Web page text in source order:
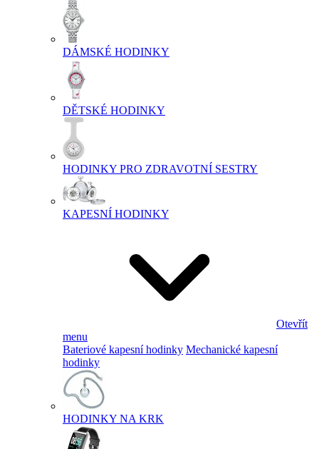
DÁMSKÉ HODINKY
DĚTSKÉ HODINKY
HODINKY PRO ZDRAVOTNÍ SESTRY
KAPESNÍ HODINKY
Otevřít
menu
Bateriové kapesní hodinky Mechanické kapesní
hodinky
HODINKY NA KRK